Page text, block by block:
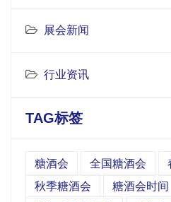
展会新闻
行业资讯
TAG标签
糖酒会 全国糖酒会
秋季糖酒会
糖酒会时间